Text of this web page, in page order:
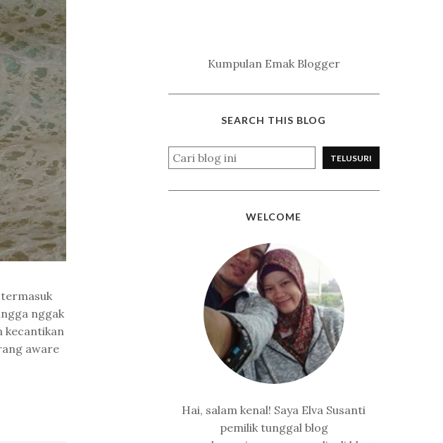
nggak
kecantikan
aware
Kumpulan Emak Blogger
SEARCH THIS BLOG
WELCOME
Hai, salam kenal! Saya Elva Susanti
pemilik tunggal blog